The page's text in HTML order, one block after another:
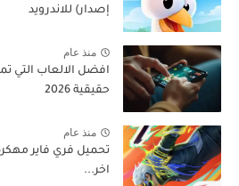
إصدار) للاندرويد
منذ عام
افضل الالعاب
حقيقية 2026
منذ عام
اخر...